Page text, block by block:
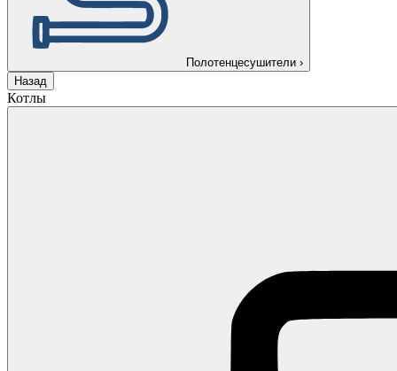
Полотенцесушители ›
Назад
Котлы